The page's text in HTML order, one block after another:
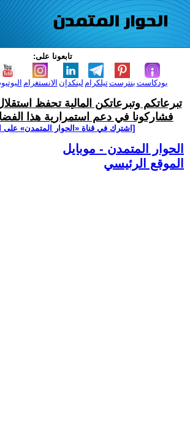
تابعونا على:
الانستغرام لينكدإن تيلكرامبنترست بودكاست
تبرعاتكم وتبرعاتكن المالية تحفظ
فشاركونا في دعم استمرارية هذا
[اشترك في قناة ‫«الحوار المتمدن» على
الحوار المتمدن - موبايل
الموقع الرئيسي